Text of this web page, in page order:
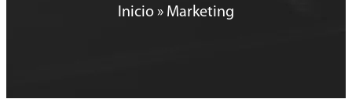
Inicio » Marketing